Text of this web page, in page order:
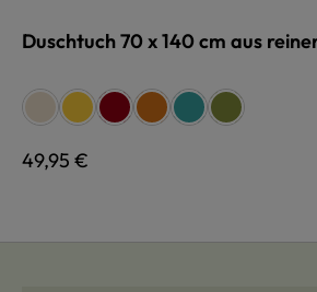
Duschtuch 70 x 140 cm aus
Farbe auswählen
naturweiß
gelb rot terra türkis grün
Regulärer Preis:
49,95 €